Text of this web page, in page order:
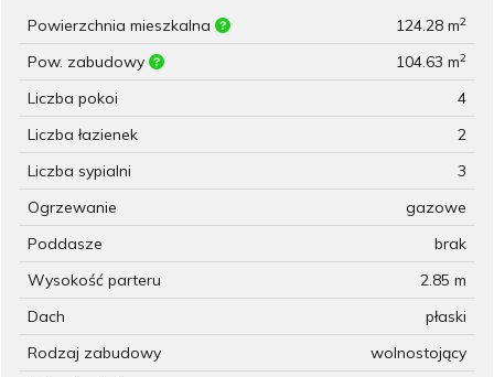
Powierzchnia mieszkalna 124.28 m2
Pow. zabudowy 104.63 m2
Liczba pokoi
4
Liczba łazienek
2
Liczba sypialni
3
Ogrzewanie
gazowe
Poddasze
brak
Wysokość parteru
2.85 m
Dach
płaski
Rodzaj zabudowy
wolnostojący